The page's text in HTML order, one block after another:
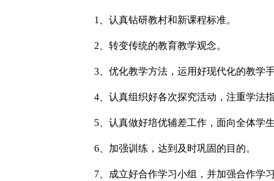
1、认真钻研教村和新课程标准。
2、转变传统的教育教学观念。
3、优化教学方法，运用好现代化的教学手
4、认真组织好各次探究活动，注重学法指
5、认真做好培优辅差工作，面向全体学生
6、加强训练，达到及时巩固的目的。
7、成立好合作学习小组，并加强合作学习